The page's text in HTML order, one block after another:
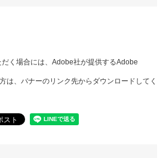
く場合には、Adobe社が提供するAdobe
は、バナーのリンク先からダウンロードしてく